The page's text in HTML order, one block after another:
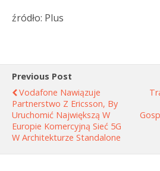
źródło: Plus
Previous Post
Vodafone Nawiązuje
Partnerstwo Z Ericsson, By
Uruchomić Największą W
Europie Komercyjną Sieć 5G
W Architekturze Standalone